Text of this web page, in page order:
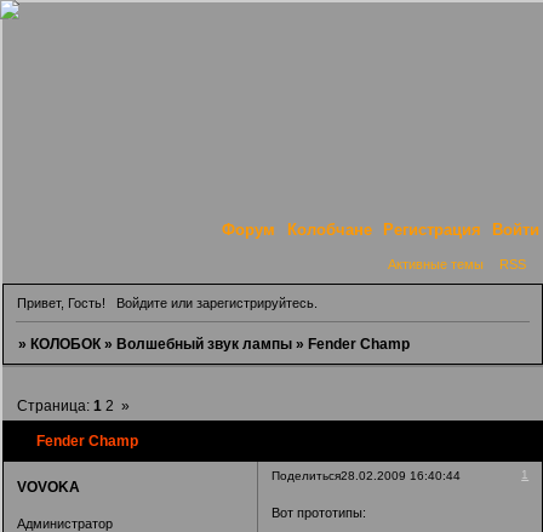
Форум Колобчане Регистрация Войти
Активные темы RSS
Привет, Гость! Войдитеили зарегистрируйтесь.
»КОЛОБОК »Волшебный звук лампы »Fender Champ
Fender Champ
Страница:1 2 »
Поделиться 1
28.02.2009 16:40:44
VOVOKA
Администратор
Вот прототипы: